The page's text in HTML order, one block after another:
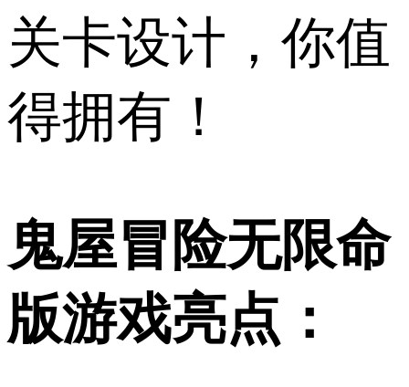
关卡设计，你值
得拥有！
鬼屋冒险无限命
版游戏亮点：